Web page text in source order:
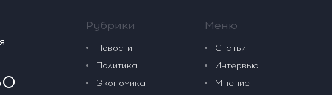
Рубрики
Новости
Политика
Экономика
Меню
Статьи
Интервью
Мнение